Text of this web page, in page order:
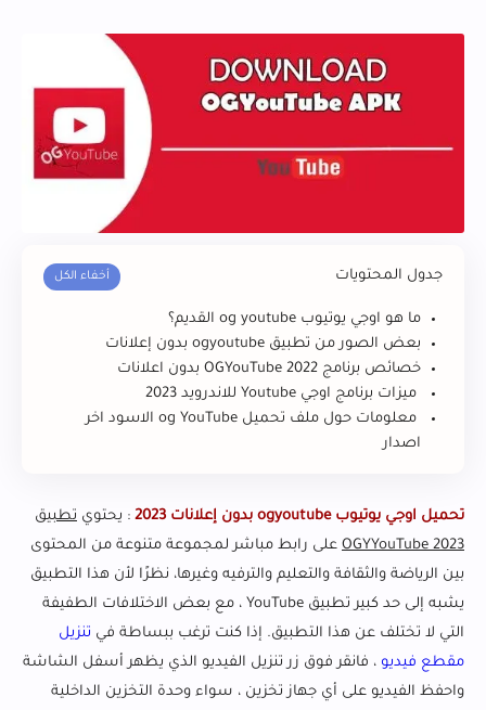
جدول المحتويات
ما هو اوجي يوتيوب og youtube القديم؟
بعض الصور من تطبيق ogyoutube بدون إعلانات
خصائص برنامج OGYouTube 2022 بدون اعلانات
ميزات برنامج اوجي Youtube للاندرويد 2023
معلومات حول ملف تحميل og YouTube الاسود اخر
اصدار
تحميل اوجي يوتيوب ogyoutube بدون إعلانات 2023 : يحتوي تطبيق
OGYYouTube 2023 على رابط مباشر لمجموعة متنوعة من المحتوى
بين الرياضة والثقافة والتعليم والترفيه وغيرها، نظرًا لأن هذا التطبيق
يشبه إلى حد كبير تطبيق YouTube ، مع بعض الاختلافات الطفيفة
التي لا تختلف عن هذا التطبيق. إذا كنت ترغب ببساطة في تنزيل
مقطع فيديو ، فانقر فوق زر تنزيل الفيديو الذي يظهر أسفل الشاشة
واحفظ الفيديو على أي جهاز تخزين ، سواء وحدة التخزين الداخلية